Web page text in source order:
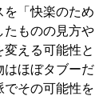
を「快楽のため
たものの見方や
える可能性と
はほぼタブーだ
でその可能性を